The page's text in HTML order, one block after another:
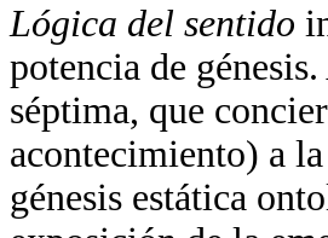
Lógica del sentido
potencia de
séptima, que
acontecimiento) a
génesis estática